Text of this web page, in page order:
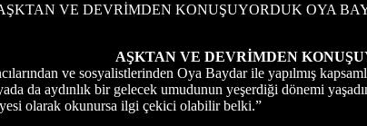
AŞKTAN VE DEVRİMDEN KONUŞUYORDUK OYA
AŞKTAN VE DEVRİMDEN
ve sosyalistlerinden Oya Baydar ile yapılmış
da aydınlık bir gelecek umudunun yeşerdiği dönemi
olarak okunursa ilgi çekici olabilir belki.”